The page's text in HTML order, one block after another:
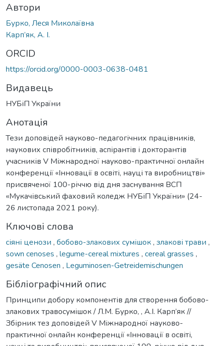
Автори
Бурко, Леся Миколаївна
Карп’як, А. І.
ORCID
https://orcid.org/0000-0003-0638-0481
Видавець
НУБіП України
Анотація
Тези доповідей науково-педагогічних працівників,
наукових співробітників, аспірантів і докторантів
учасників V Міжнародної науково-практичної онлайн
конференції «Інновації в освіті, науці та виробництві»
присвяченої 100-річчю від дня заснування ВСП
«Мукачівський фаховий коледж НУБіП України» (24-
26 листопада 2021 року).
Ключові слова
сіяні ценози , бобово-злакових сумішок, злакові трави ,
sown cenoses , legume-cereal mixtures , cereal grasses ,
gesäte Cenosen , Leguminosen-Getreidemischungen
Бібліографічний опис
Принципи добору компонентів для створення бобово-
злакових травосумішок / Л.М. Бурко, , А.І. Карп’як //
Збірник тез доповідей V Міжнародної науково-
практичної онлайн конференції «Інновації в освіті,